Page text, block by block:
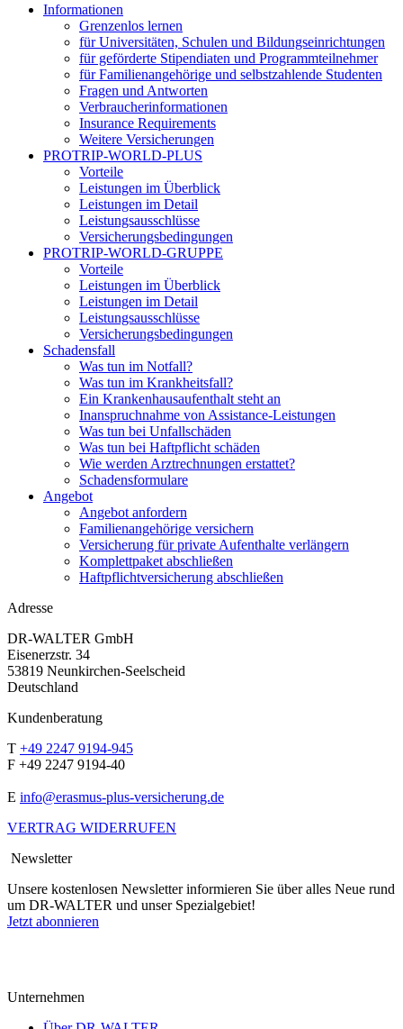
Informationen
Grenzenlos lernen
für Universitäten, Schulen und Bildungseinrichtungen
für geförderte Stipendiaten und Programmteilnehmer
für Familienangehörige und selbstzahlende Studenten
Fragen und Antworten
Verbraucherinformationen
Insurance Requirements
Weitere Versicherungen
PROTRIP-WORLD-PLUS
Vorteile
Leistungen im Überblick
Leistungen im Detail
Leistungsausschlüsse
Versicherungsbedingungen
PROTRIP-WORLD-GRUPPE
Vorteile
Leistungen im Überblick
Leistungen im Detail
Leistungsausschlüsse
Versicherungsbedingungen
Schadensfall
Was tun im Notfall?
Was tun im Krankheitsfall?
Ein Krankenhausaufenthalt steht an
Inanspruchnahme von Assistance-Leistungen
Was tun bei Unfallschäden
Was tun bei Haftpflicht schäden
Wie werden Arztrechnungen erstattet?
Schadensformulare
Angebot
Angebot anfordern
Familienangehörige versichern
Versicherung für private Aufenthalte verlängern
Komplettpaket abschließen
Haftpflichtversicherung abschließen
Adresse
DR-WALTER GmbH
Eisenerzstr. 34
53819 Neunkirchen-Seelscheid
Deutschland
Kundenberatung
T +49 2247 9194-945
F +49 2247 9194-40
E info@erasmus-plus-versicherung.de
VERTRAG WIDERRUFEN
Newsletter
Unsere kostenlosen Newsletter informieren Sie über alles Neue rund
um DR-WALTER und unser Spezialgebiet!
Jetzt abonnieren
Unternehmen